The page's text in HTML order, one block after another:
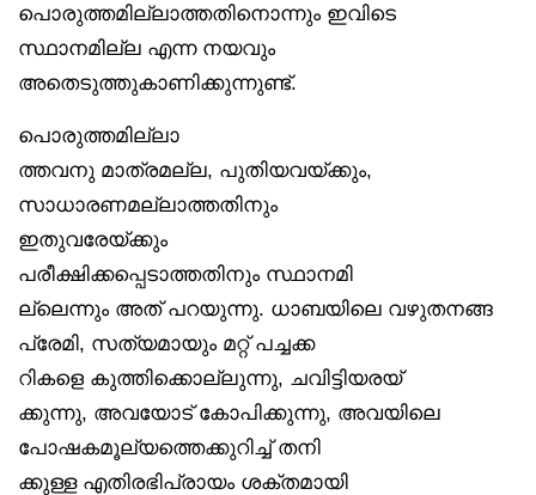
പൊരുത്തമില്ലാത്തതിനൊന്നും ഇവിടെ
സ്ഥാനമില്ല എന്ന നയവും
അതെടുത്തുകാണിക്കുന്നുണ്ട്.
പൊരുത്തമില്ലാ
ത്തവനു മാത്രമല്ല, പുതിയവയ്ക്കും,
സാധാരണമല്ലാത്തതിനും
ഇതുവരേയ്ക്കും
പരീക്ഷിക്കപ്പെടാത്തതിനും സ്ഥാനമി
ല്ലെന്നും അത് പറയുന്നു. ധാബയിലെ വഴുതനങ്ങ
പ്രേമി, സത്യമായും മറ്റ് പച്ചക്ക
റികളെ കുത്തിക്കൊല്ലുന്നു, ചവിട്ടിയരയ്
ക്കുന്നു, അവയോട് കോപിക്കുന്നു, അവയിലെ
പോഷകമൂല്യത്തെക്കുറിച്ച് തനി
ക്കുള്ള എതിരഭിപ്രായം ശക്തമായി